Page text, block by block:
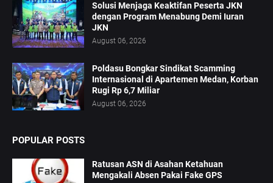
Solusi Menjaga Keaktifan Peserta JKN
dengan Program Menabung Demi Iuran
JKN
August 06, 2026
Poldasu Bongkar Sindikat Scamming
Internasional di Apartemen Medan, Korban
Rugi Rp 6,7 Miliar
August 06, 2026
POPULAR POSTS
Ratusan ASN di Asahan Ketahuan
Mengakali Absen Pakai Fake GPS